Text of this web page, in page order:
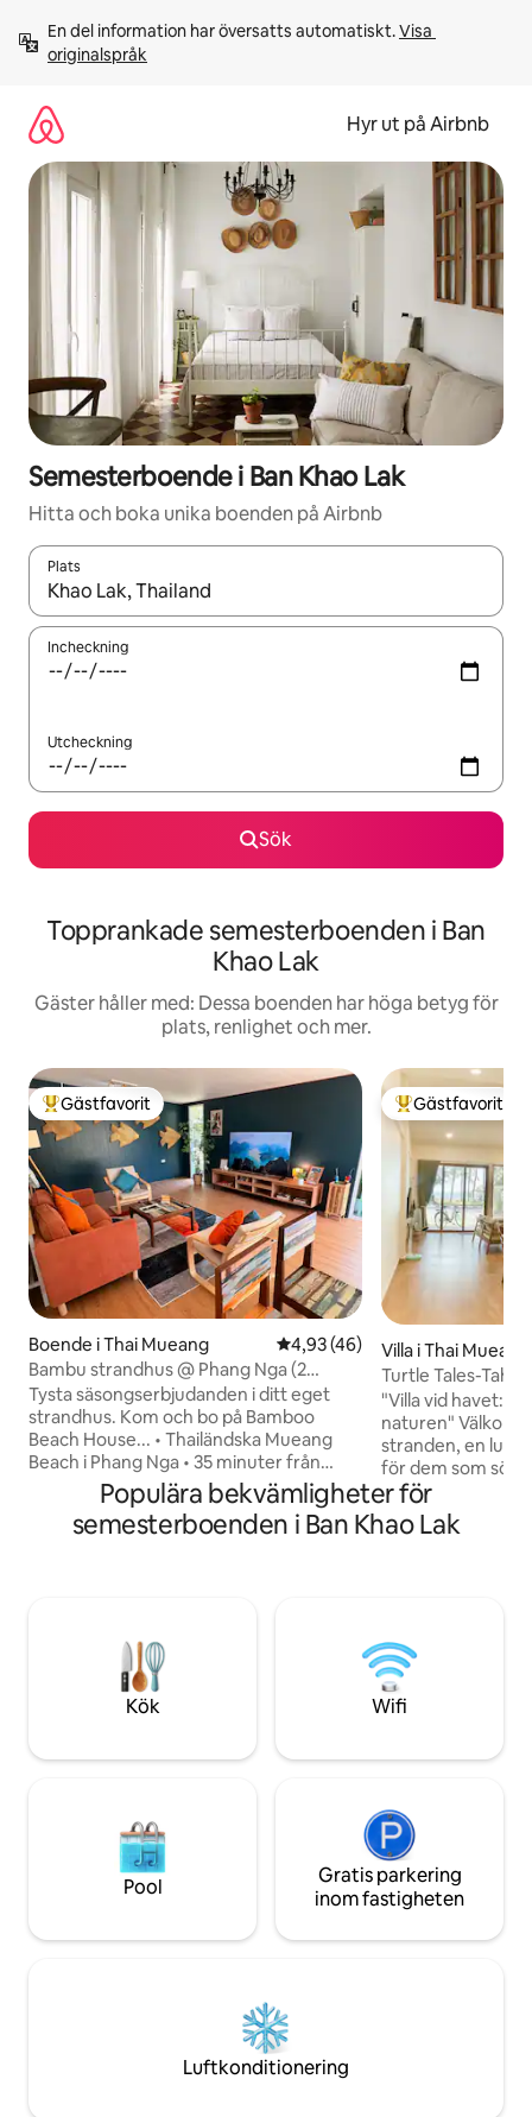
innehåll
En del information har översatts automatiskt. Visa
originalspråk
Hyr ut på Airbnb
Semesterboende i Ban Khao Lak
Hitta och boka unika boenden på Airbnb
Plats
När resultaten är tillgängliga kan du navigera med upp- och
Incheckning
Utcheckning
Sök
Topprankade semesterboenden i Ban
Khao Lak
Gäster håller med: Dessa boenden har höga betyg för
plats, renlighet och mer.
Populär gästfavorit
Gästfavorit
Boende i Thai Mueang 4,93 av 5 i genomsnittligt
4,93 (46)
Bambu strandhus @ Phang Nga (2
sovrum)
Tysta säsongserbjudanden i ditt eget
strandhus. Kom och bo på Bamboo
Beach House... • Thailändska Mueang
Beach i Phang Nga • 35 minuter från
Phukets flygplats • 90 kvadratmeter, 2
sovrum (1 dubbelsäng och 2
enkelsängar) • 80 meter från Thai
tvättmaskin • Stort vardagsrum med
utsikt över trädgården och parkering •
Djurvänligt (en annan hund bor på
tomten) • 3,6 m plaskdamm
Populär
Gästfavorit
Villa i Thai Mueang
Turtle Tales-
Nga
"Villa vid havet:
naturen" Välkommen till vår villa vid
stranden, en
för dem som
stadens liv och
naturens
samtidigt som du
Omgiven av
oöverträffad
perfekta
Populära bekvämligheter för
semesterboenden i Ban Khao Lak
Kök Wifi
Pool
Gratis parkering
inom fastigheten
Luftkonditionering